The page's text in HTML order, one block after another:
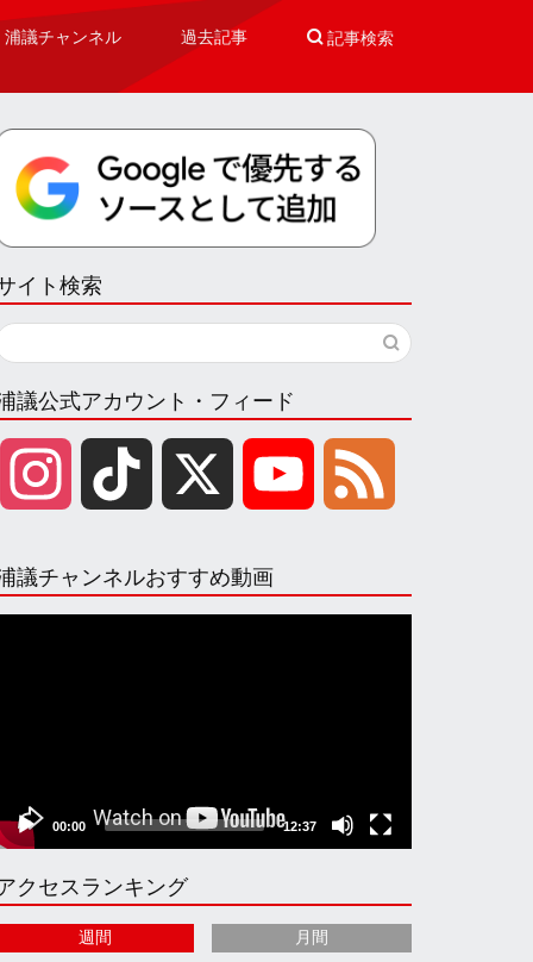
浦議チャンネル 過去記事  記事検索
イト検索
議公式アカウント・フィード
s
g
r
k
k
u
b
e
e
議チャンネルおすすめ動画
00:00 12:37
クセスランキング
週間 月間